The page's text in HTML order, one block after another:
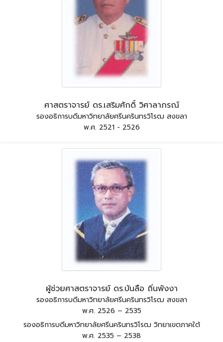
ศาสตราจารย์ ดร.เสริมศักดิ์ วิศาลาภรณ์
รองอธิการบดีมหาวิทยาลัยศรีนครินทรวิโรฒ สงขลา
พ.ศ. 2521 - 2526
ผู้ช่วยศาสตราจารย์ ดร.บันลือ ถิ่นพังงา
รองอธิการบดีมหาวิทยาลัยศรีนครินทรวิโรฒ สงขลา
พ.ศ. 2526 – 2535
รองอธิการบดีมหาวิทยาลัยศรีนครินทรวิโรฒ วิทยาเขตภาคใต้
พ.ศ. 2535 – 2538